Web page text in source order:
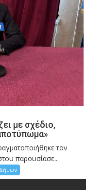
με σχέδιο,
τον
παρουσίασε...